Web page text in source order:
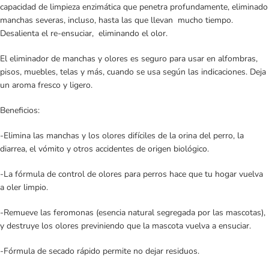
capacidad de limpieza enzimática que penetra profundamente, eliminado
manchas severas, incluso, hasta las que llevan mucho tiempo.
Desalienta el re-ensuciar, eliminando el olor.
El eliminador de manchas y olores es seguro para usar en alfombras,
pisos, muebles, telas y más, cuando se usa según las indicaciones. Deja
un aroma fresco y ligero.
Beneficios:
-Elimina las manchas y los olores difíciles de la orina del perro, la
diarrea, el vómito y otros accidentes de origen biológico.
-La fórmula de control de olores para perros hace que tu hogar vuelva
a oler limpio.
-Remueve las feromonas (esencia natural segregada por las mascotas),
y destruye los olores previniendo que la mascota vuelva a ensuciar.
-Fórmula de secado rápido permite no dejar residuos.